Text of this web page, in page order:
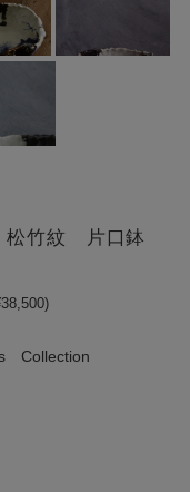
松竹紋 片口鉢
Collection